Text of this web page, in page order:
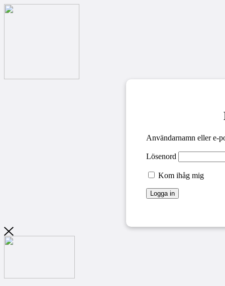
Användarnamn eller e-
Lösenord
Kom ihåg mig